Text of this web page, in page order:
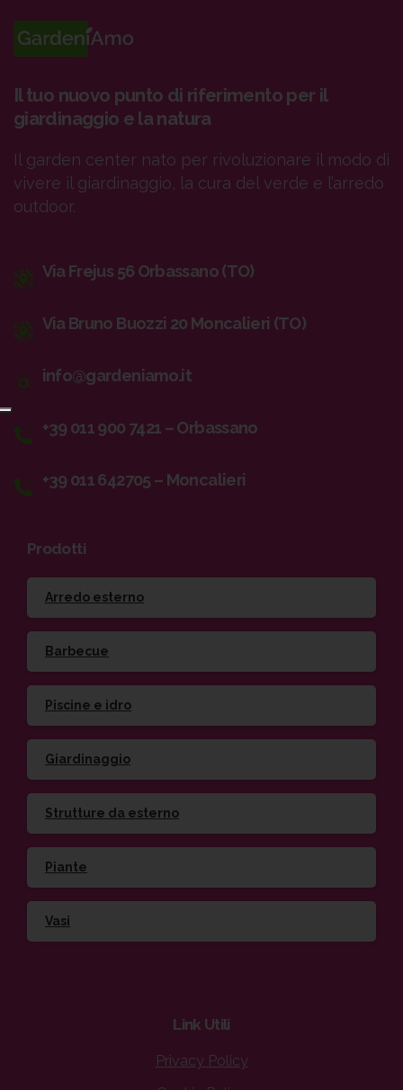
Il tuo nuovo punto di riferimento per il
giardinaggio e la natura
Il garden center nato per rivoluzionare il modo di
vivere il giardinaggio, la cura del verde e l’arredo
outdoor.
Via Frejus 56 Orbassano (TO)
Via Bruno Buozzi 20 Moncalieri (TO)
info@gardeniamo.it
+39 011 900 7421 – Orbassano
+39 011 642705 – Moncalieri
Prodotti
Arredo esterno
Barbecue
Piscine e idro
Giardinaggio
Strutture da esterno
Piante
Vasi
Link Utili
Privacy Policy